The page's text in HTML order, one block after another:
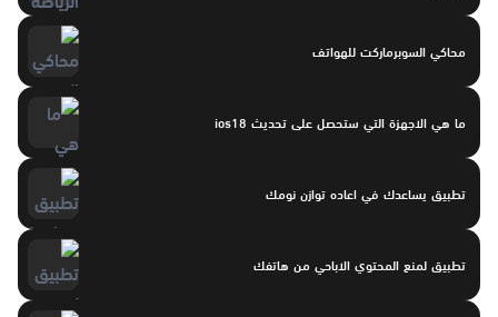
محاكي السوبرماركت للهواتف
ما هي الاجهزة التي ستحصل على تحديث ios18
تطبيق يساعدك في اعاده توازن نومك
تطبيق لمنع المحتوي الاباحي من هاتفك